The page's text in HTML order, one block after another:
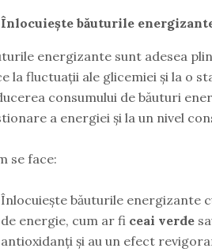
Înlocuiește băuturile
energizante sunt adesea
la fluctuații ale glicemiei și la o
consumului de băuturi
a energiei și la un nivel
se face:
Înlocuiește băuturile energizante
de energie, cum ar fi ceai verde
antioxidanți și au un efect